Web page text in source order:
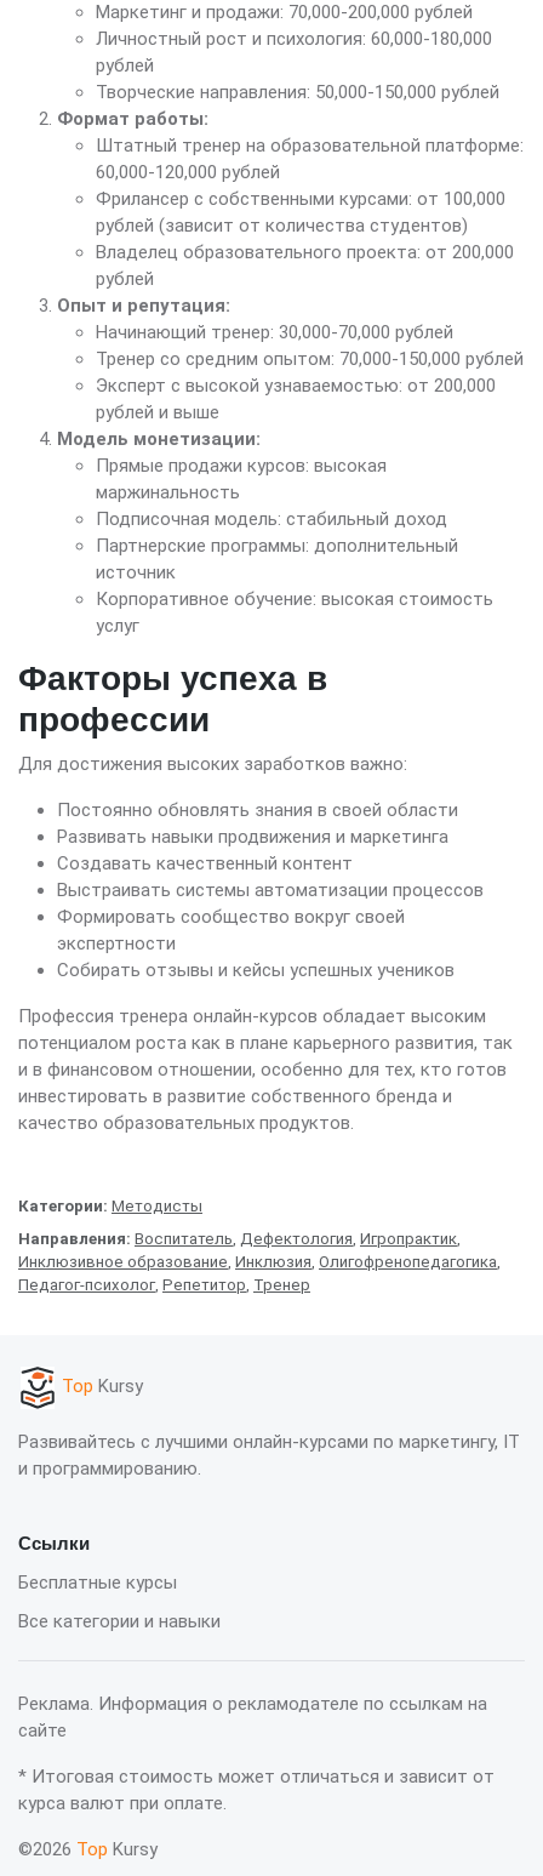
Маркетинг и продажи: 70,000-200,000 рублей
Личностный рост и психология: 60,000-180,000
рублей
Творческие направления: 50,000-150,000 рублей
Формат работы:
Штатный тренер на образовательной платформе:
60,000-120,000 рублей
Фрилансер с собственными курсами: от 100,000
рублей (зависит от количества студентов)
Владелец образовательного проекта: от 200,000
рублей
Опыт и репутация:
Начинающий тренер: 30,000-70,000 рублей
Тренер со средним опытом: 70,000-150,000 рублей
Эксперт с высокой узнаваемостью: от 200,000
рублей и выше
Модель монетизации:
Прямые продажи курсов: высокая
маржинальность
Подписочная модель: стабильный доход
Партнерские программы: дополнительный
источник
Корпоративное обучение: высокая стоимость
услуг
Факторы успеха в
профессии
Для достижения высоких заработков важно:
Постоянно обновлять знания в своей области
Развивать навыки продвижения и маркетинга
Создавать качественный контент
Выстраивать системы автоматизации процессов
Формировать сообщество вокруг своей
экспертности
Собирать отзывы и кейсы успешных учеников
Профессия тренера онлайн-курсов обладает высоким
потенциалом роста как в плане карьерного развития, так
и в финансовом отношении, особенно для тех, кто готов
инвестировать в развитие собственного бренда и
качество образовательных продуктов.
Категории: Методисты
Направления: Воспитатель, Дефектология, Игропрактик,
Инклюзивное образование, Инклюзия, Олигофренопедагогика,
Педагог-психолог, Репетитор, Тренер
Top Kursy
Развивайтесь с лучшими онлайн-курсами по маркетингу, IT
и программированию.
Ссылки
Бесплатные курсы
Все категории и навыки
Реклама. Информация о рекламодателе по ссылкам на
сайте
* Итоговая стоимость может отличаться и зависит от
курса валют при оплате.
©2026 Top Kursy